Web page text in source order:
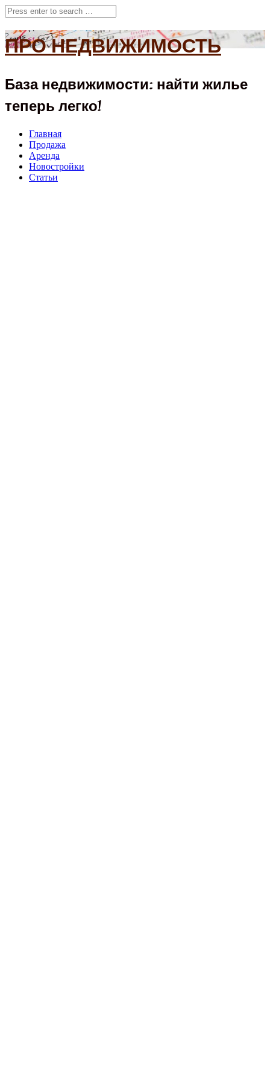
ПРО НЕДВИЖИМОСТЬ
База недвижимости: найти жилье
теперь легко!
Главная
Продажа
Аренда
Новостройки
Статьи